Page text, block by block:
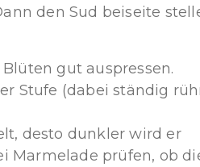
den Sud beiseite
gut auspressen.
Stufe (dabei ständig
desto dunkler wird er
Marmelade prüfen, ob